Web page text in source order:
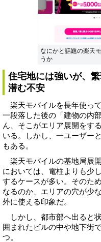
なにかと話題の楽天
うか
住宅地には強いが、
潜む不安
楽天モバイルを長年使っ
一段落した後の「建物の内
ん、そこがエリア展開をす
いる。しかし、一ユーザー
もある。
楽天モバイルの基地局展
においては、電柱よりも少
するケースが多い。そのた
なるのか、エリアの穴が少
外に使える印象だ。
しかし、都市部へ出ると
囲まれたビルの中や地下街
つ。